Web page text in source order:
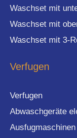
Waschset mit
Waschset mit
Waschset mit 3-
Verfugen
Verfugen
Abwaschgeräte
Ausfugmaschinen